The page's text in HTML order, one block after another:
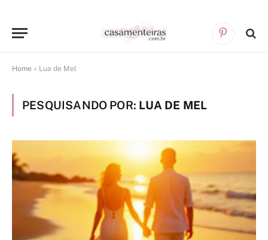
Pinterest
Home » Lua de Mel
PESQUISANDO POR: LUA DE MEL